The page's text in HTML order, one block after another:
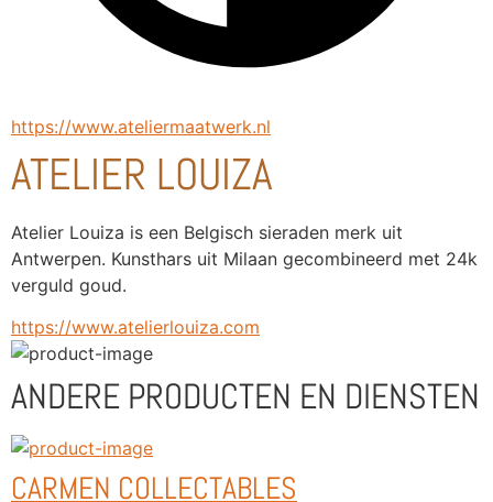
https://www.ateliermaatwerk.nl
ATELIER LOUIZA
Atelier Louiza is een Belgisch sieraden merk uit
Antwerpen. Kunsthars uit Milaan gecombineerd met 24k
verguld goud.
https://www.atelierlouiza.com
ANDERE PRODUCTEN EN DIENSTEN
CARMEN COLLECTABLES